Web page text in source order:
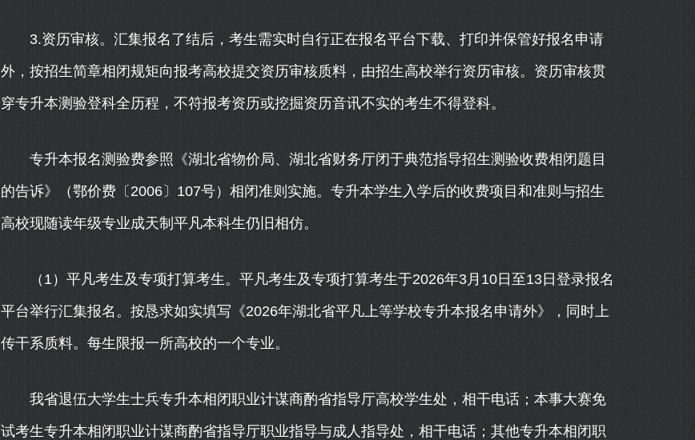
3.资历审核。汇集报名了结后，考生需实时自行正在报名平台下载、打印并保管好报名申请
外，按招生简章相闭规矩向报考高校提交资历审核质料，由招生高校举行资历审核。资历审核贯
穿专升本测验登科全历程，不符报考资历或挖掘资历音讯不实的考生不得登科。
专升本报名测验费参照《湖北省物价局、湖北省财务厅闭于典范指导招生测验收费相闭题目
的告诉》（鄂价费〔2006〕107号）相闭准则实施。专升本学生入学后的收费项目和准则与招生
高校现随读年级专业成天制平凡本科生仍旧相仿。
（1）平凡考生及专项打算考生。平凡考生及专项打算考生于2026年3月10日至13日登录报名
平台举行汇集报名。按恳求如实填写《2026年湖北省平凡上等学校专升本报名申请外》，同时上
传干系质料。每生限报一所高校的一个专业。
我省退伍大学生士兵专升本相闭职业计谋商酌省指导厅高校学生处，相干电话；本事大赛免
试考生专升本相闭职业计谋商酌省指导厅职业指导与成人指导处，相干电话；其他专升本相闭职